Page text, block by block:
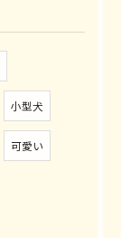
小型犬
可愛い